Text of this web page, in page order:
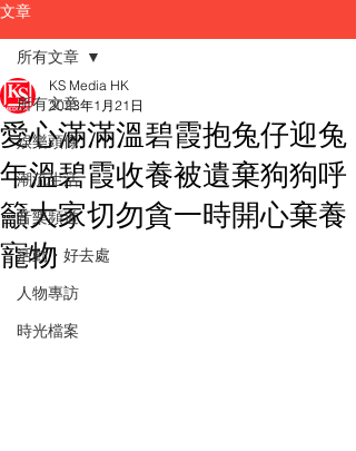
文章
所有文章
娛樂頭條
潮流生活
音樂頻道
活動・好去處
人物專訪
時光檔案
所有文章
愛心滿滿溫碧霞抱兔仔迎兔
年溫碧霞收養被遺棄狗狗呼
籲大家切勿貪一時開心棄養
寵物
KS Media HK
2023年1月21日